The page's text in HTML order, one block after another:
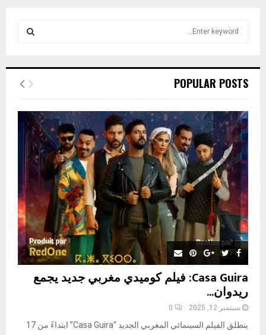
h
o
r
E
R
C
POPULAR POSTS
Casa Guira: فيلم كوميدي مغربي جديد يجمع
ريدوان...
سبتمبر 12, 2025 0
ينطلق الفيلم السينمائي المغربي الجديد “Casa Guira” ابتداءً من 17